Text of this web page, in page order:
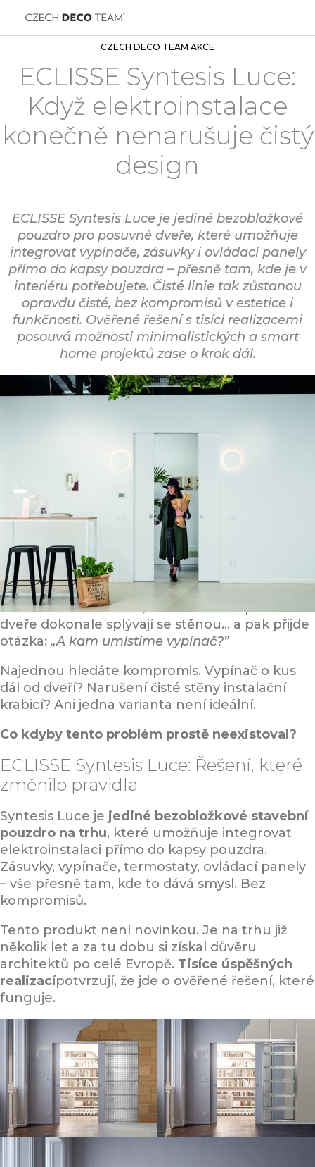
CZECH DECO TEAM AKCE
ECLISSE Syntesis Luce:
Když elektroinstalace
konečně nenarušuje čistý
design
ECLISSE Syntesis Luce je jediné bezobložkové
pouzdro pro posuvné dveře, které umožňuje
integrovat vypínače, zásuvky i ovládací panely
přímo do kapsy pouzdra – přesně tam, kde je v
interiéru potřebujete. Čisté linie tak zůstanou
opravdu čisté, bez kompromisů v estetice i
funkčnosti. Ověřené řešení s tisíci realizacemi
posouvá možnosti minimalistických a smart
home projektů zase o krok dál.
Jediné bezobložkové pouzdro, které
vyřešilo odvěký problém architektů
Znáte ten moment. Navrhujete interiér s
důrazem na čisté linie, bezobložkové posuvné
dveře dokonale splývají se stěnou… a pak přijde
otázka: „A kam umístíme vypínač?”
Najednou hledáte kompromis. Vypínač o kus
dál od dveří? Narušení čisté stěny instalační
krabicí? Ani jedna varianta není ideální.
Co kdyby tento problém prostě neexistoval?
ECLISSE Syntesis Luce: Řešení, které
změnilo pravidla
Syntesis Luce je jediné bezobložkové stavební
pouzdro na trhu, které umožňuje integrovat
elektroinstalaci přímo do kapsy pouzdra.
Zásuvky, vypínače, termostaty, ovládací panely
– vše přesně tam, kde to dává smysl. Bez
kompromisů.
Tento produkt není novinkou. Je na trhu již
několik let a za tu dobu si získal důvěru
architektů po celé Evropě. Tisíce úspěšných
realizacípotvrzují, že jde o ověřené řešení, které
funguje.